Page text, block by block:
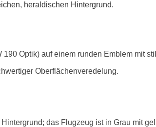
heraldischen Hintergrund.
Optik) auf einem runden Emblem mit
Oberflächenveredelung.
das Flugzeug ist in Grau mit